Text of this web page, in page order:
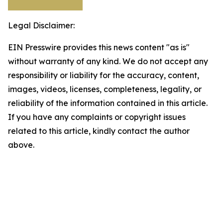
Legal Disclaimer:
EIN Presswire provides this news content "as is"
without warranty of any kind. We do not accept any
responsibility or liability for the accuracy, content,
images, videos, licenses, completeness, legality, or
reliability of the information contained in this article.
If you have any complaints or copyright issues
related to this article, kindly contact the author
above.